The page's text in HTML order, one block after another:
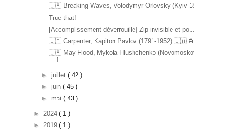
🇺🇦 Breaking Waves, Volodymyr Orlovsky (Kyiv 1842...
True that!
[Accomplissement déverrouillé] Zip invisible et po...
🇺🇦 Carpenter, Kapiton Pavlov (1791-1952) 🇺🇦 #u...
🇺🇦 May Flood, Mykola Hlushchenko (Novomoskovsk
1...
► juillet ( 42 )
► juin ( 45 )
► mai ( 43 )
► 2024 ( 1 )
► 2019 ( 1 )